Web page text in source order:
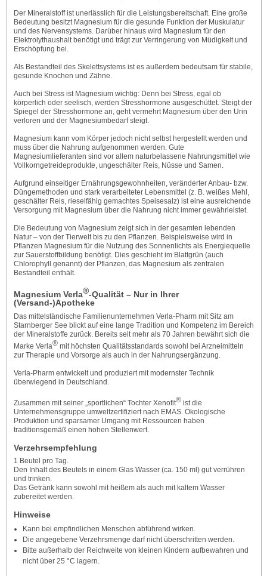
Der Mineralstoff ist unerlässlich für die Leistungsbereitschaft. Eine große
Bedeutung besitzt Magnesium für die gesunde Funktion der Muskulatur
und des Nervensystems. Darüber hinaus wird Magnesium für den
Elektrolythaushalt benötigt und trägt zur Verringerung von Müdigkeit und
Erschöpfung bei.
Als Bestandteil des Skelettsystems ist es außerdem bedeutsam für stabile,
gesunde Knochen und Zähne.
Auch bei Stress ist Magnesium wichtig: Denn bei Stress, egal ob
körperlich oder seelisch, werden Stresshormone ausgeschüttet. Steigt der
Spiegel der Stresshormone an, geht vermehrt Magnesium über den Urin
verloren und der Magnesiumbedarf steigt.
Magnesium kann vom Körper jedoch nicht selbst hergestellt werden und
muss über die Nahrung aufgenommen werden. Gute
Magnesiumlieferanten sind vor allem naturbelassene Nahrungsmittel wie
Vollkorngetreideprodukte, ungeschälter Reis, Nüsse und Samen.
Aufgrund einseitiger Ernährungsgewohnheiten, veränderter Anbau- bzw.
Düngemethoden und stark verarbeiteter Lebensmittel (z. B. weißes Mehl,
geschälter Reis, rieselfähig gemachtes Speisesalz) ist eine ausreichende
Versorgung mit Magnesium über die Nahrung nicht immer gewährleistet.
Die Bedeutung von Magnesium zeigt sich in der gesamten lebenden
Natur – von der Tierwelt bis zu den Pflanzen. Beispielsweise wird in
Pflanzen Magnesium für die Nutzung des Sonnenlichts als Energiequelle
zur Sauerstoffbildung benötigt. Dies geschieht im Blattgrün (auch
Chlorophyll genannt) der Pflanzen, das Magnesium als zentralen
Bestandteil enthält.
Magnesium Verla®-Qualität – Nur in Ihrer
(Versand-)Apotheke
Das mittelständische Familienunternehmen Verla-Pharm mit Sitz am
Starnberger See blickt auf eine lange Tradition und Kompetenz im Bereich
der Mineralstoffe zurück. Bereits seit mehr als 70 Jahren bewährt sich die
Marke Verla®mit höchsten Qualitätsstandards sowohl bei Arzneimitteln
zur Therapie und Vorsorge als auch in der Nahrungsergänzung.
Verla-Pharm entwickelt und produziert mit modernster Technik
überwiegend in Deutschland.
Zusammen mit seiner „sportlichen“ Tochter Xenofit®ist die
Unternehmensgruppe umweltzertifiziert nach EMAS. Ökologische
Produktion und sparsamer Umgang mit Ressourcen haben
traditionsgemäß einen hohen Stellenwert.
Verzehrsempfehlung
1 Beutel pro Tag.
Den Inhalt des Beutels in einem Glas Wasser (ca. 150 ml) gut verrühren
und trinken.
Das Getränk kann sowohl mit heißem als auch mit kaltem Wasser
zubereitet werden.
Hinweise
Kann bei empfindlichen Menschen abführend wirken.
Die angegebene Verzehrsmenge darf nicht überschritten werden.
Bitte außerhalb der Reichweite von kleinen Kindern aufbewahren und
nicht über 25 °C lagern.